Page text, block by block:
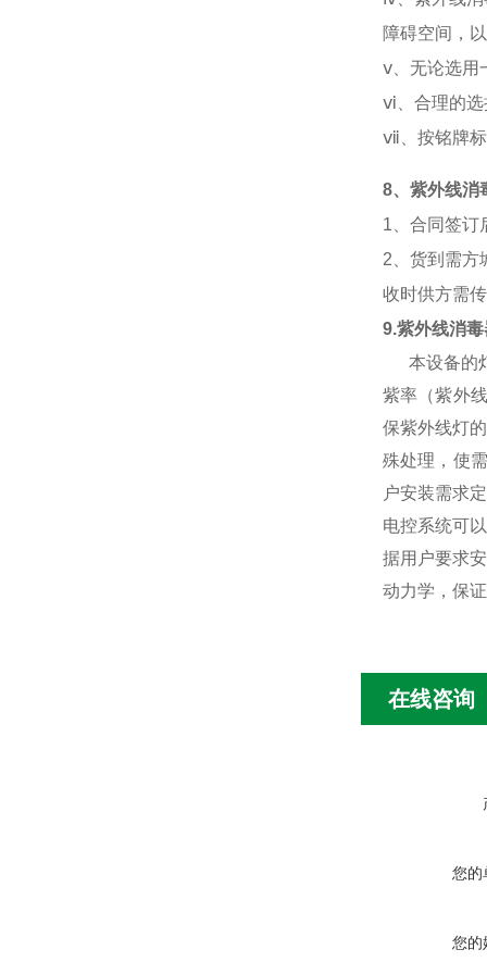
障碍空间，
ⅴ、无论选用
ⅵ 、合理的
ⅶ 、按铭牌
8、紫外线消
1 、合同签
2 、货到需
收时供方需
9.紫外线消
本设备的
紫率（紫外
保紫外线灯
殊处理，使
户安装需求
电控系统可
据用户要求
动力学，保
在线咨询
您的
您的